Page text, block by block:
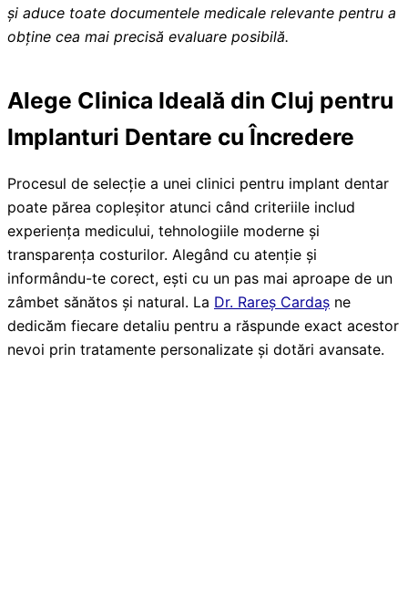
și aduce toate documentele medicale relevante pentru a
obține cea mai precisă evaluare posibilă.
Alege Clinica Ideală din Cluj pentru
Implanturi Dentare cu Încredere
Procesul de selecție a unei clinici pentru implant dentar
poate părea copleșitor atunci când criteriile includ
experiența medicului, tehnologiile moderne și
transparența costurilor. Alegând cu atenție și
informându-te corect, ești cu un pas mai aproape de un
zâmbet sănătos și natural. La Dr. Rareș Cardaș ne
dedicăm fiecare detaliu pentru a răspunde exact acestor
nevoi prin tratamente personalizate și dotări avansate.